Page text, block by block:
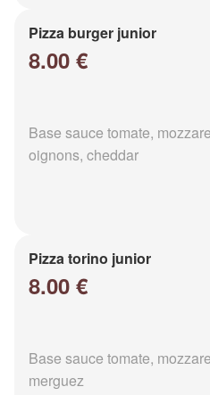
Pizza burger junior
8.00 €
Base sauce tomate,
oignons, cheddar
Pizza torino junior
8.00 €
Base sauce tomate,
merguez